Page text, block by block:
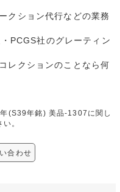
クション代行などの業務
PCGS社のグレーティン
レクションのことなら何
(S39年銘) 美品-1307に関し
。
合わせ